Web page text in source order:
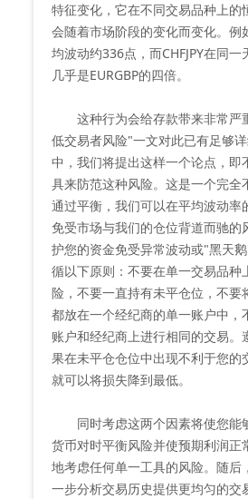
特征变化，它在不同交易品种上的
会随着市场阶段的变化而变化。例
均波动约336点，而CHFJPY在同一
几乎是EURGBP的四倍。
这种行为会给存款带来非常严
低交易者风险"一文对此已有足够
中，我们将提出这样一个论点，即
具来防范这种风险。这是一个完全
通过平衡，我们可以在平均波动率
免受市场与我们的仓位背道而驰的
护您的资金免受异常波动或"黑天
循以下原则：不要在单一交易品种
险，不要一直持有未平仓位，不要
都放在一个经纪商的单一账户中，
账户和经纪商上进行相同的交易。
果在未平仓仓位中出现不利于您的
就可以将损失降到最低。
同时考虑这两个因素将使您能
货币对时平衡风险并使预期利润正
地考虑任何单一工具的风险。随后
一步分析交易历史提供更均匀的交